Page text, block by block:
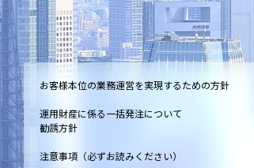
お客様本位の業務運営を実現するための方針
運用財産に係る一括発注について
勧誘方針
注意事項（必ずお読みください）